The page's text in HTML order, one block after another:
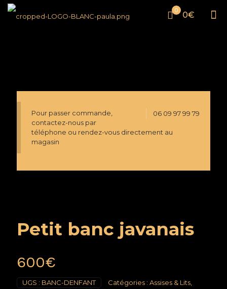
0 0€
06 09 97 99 79
Pour passer commande,
contactez-nous par
téléphone ou rendez-vous directement au
magasin
Petit banc javanais
600€
UGS : BANC-DENFANT Catégories : Assises & Lits